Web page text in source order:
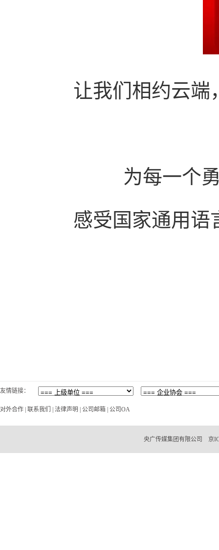
让我们相约云端
为每一个
感受国家通用语